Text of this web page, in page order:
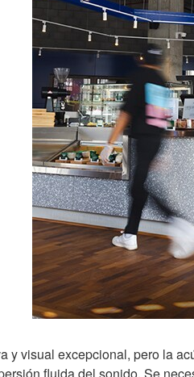
y visual excepcional, pero la